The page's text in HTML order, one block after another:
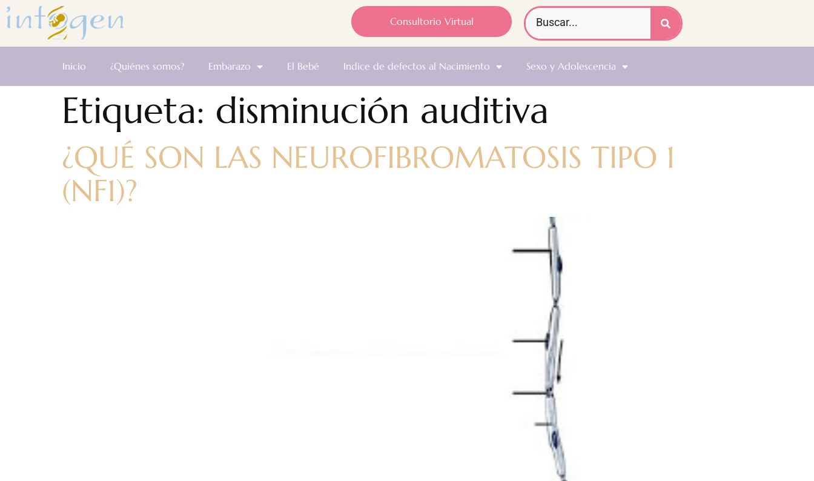
Consultorio Virtual
Inicio ¿Quiénes somos? Embarazo El Bebé Indice de defectos al Nacimiento Sexo y Adolescencia
Etiqueta: disminución auditiva
¿QUÉ SON LAS NEUROFIBROMATOSIS TIPO 1
(NF1)?